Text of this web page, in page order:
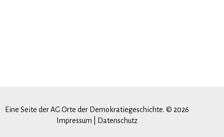
Eine Seite der AG Orte der Demokratiegeschichte. © 2026
Impressum
Datenschutz